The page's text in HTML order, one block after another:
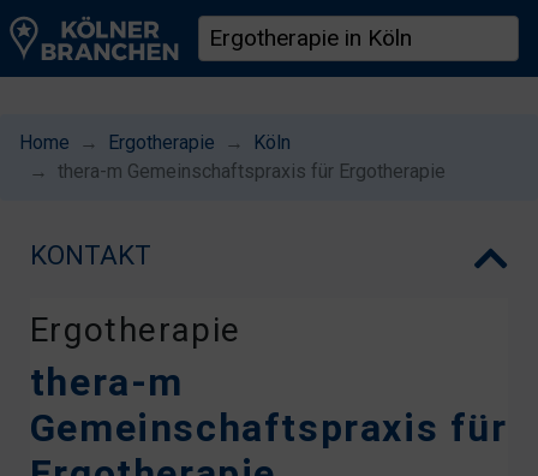
Home Ergotherapie
Köln
thera-m Gemeinschaftspraxis für Ergotherapie
KONTAKT
Ergotherapie
thera-m
Gemeinschaftspraxis für